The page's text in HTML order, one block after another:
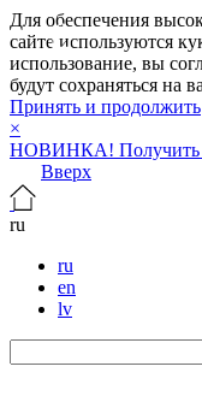
Для обеспечения
сайте используются
использование, вы
будут сохраняться на
Принять и продолжить
×
НОВИНКА! Получить
Вверх
ru
ru
en
lv